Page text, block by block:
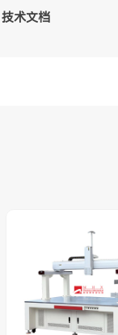
技术文档